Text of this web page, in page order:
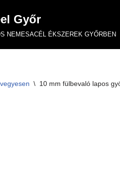
Győr
NEMESACÉL ÉKSZEREK GYŐRBEN
\ 10 mm fülbevaló lapos